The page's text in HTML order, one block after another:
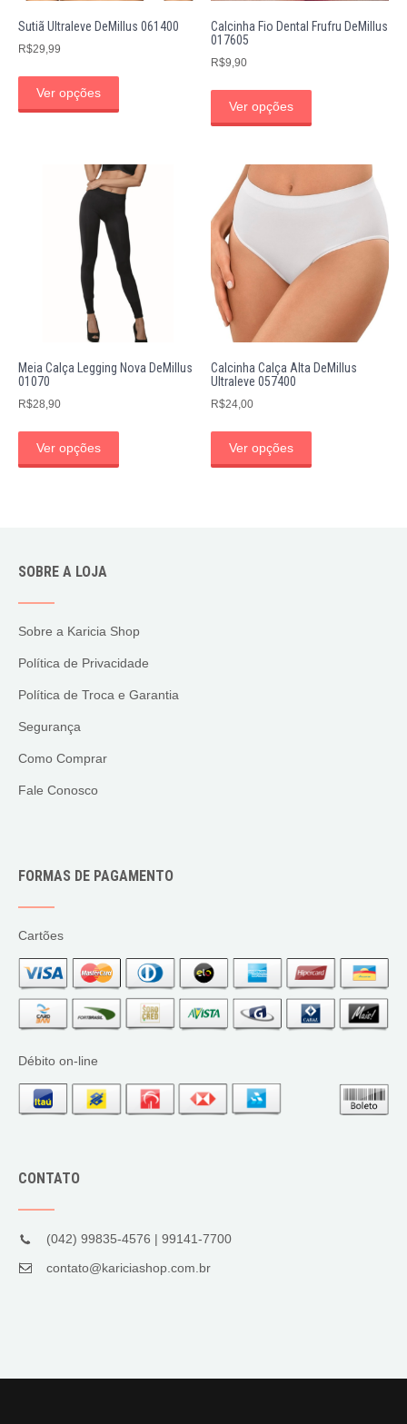
Sutiã Ultraleve DeMillus 061400
R$29,99
Ver opções
Calcinha Fio Dental Frufru DeMillus
017605
R$9,90
Ver opções
Meia Calça Legging Nova DeMillus
01070
R$28,90
Ver opções
Calcinha Calça Alta DeMillus
Ultraleve 057400
R$24,00
Ver opções
SOBRE A LOJA
Sobre a Karicia Shop
Política de Privacidade
Política de Troca e Garantia
Segurança
Como Comprar
Fale Conosco
FORMAS DE PAGAMENTO
Cartões
Débito on-line
CONTATO
(042) 99835-4576 | 99141-7700
contato@kariciashop.com.br